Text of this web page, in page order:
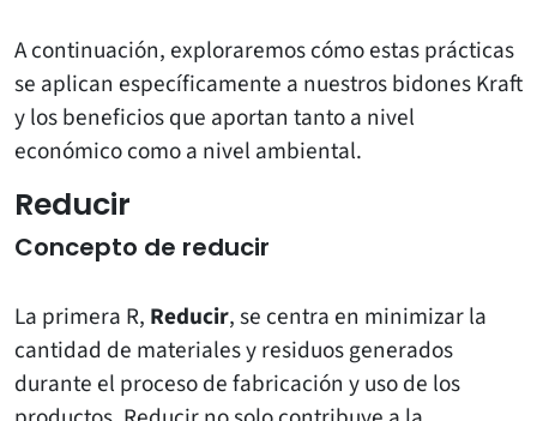
A continuación, exploraremos cómo estas prácticas
se aplican específicamente a nuestros bidones Kraft
y los beneficios que aportan tanto a nivel
económico como a nivel ambiental.
Reducir
Concepto de reducir
La primera R, Reducir, se centra en minimizar la
cantidad de materiales y residuos generados
durante el proceso de fabricación y uso de los